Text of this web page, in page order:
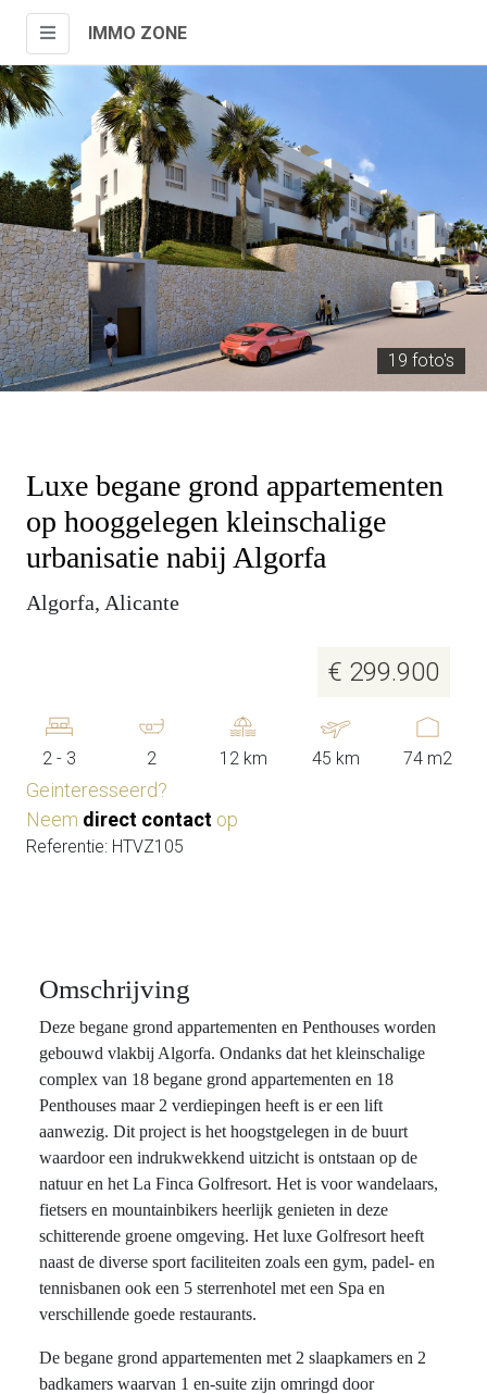
IMMO ZONE
19 foto's
Luxe begane grond appartementen
op hooggelegen kleinschalige
urbanisatie nabij Algorfa
Algorfa, Alicante
€ 299.900
2 - 3 2 12 km 45 km 74 m2
Geinteresseerd?
Neem direct contact op
Referentie: HTVZ105
Omschrijving
Deze begane grond appartementen en Penthouses worden
gebouwd vlakbij Algorfa. Ondanks dat het kleinschalige
complex van 18 begane grond appartementen en 18
Penthouses maar 2 verdiepingen heeft is er een lift
aanwezig. Dit project is het hoogstgelegen in de buurt
waardoor een indrukwekkend uitzicht is ontstaan op de
natuur en het La Finca Golfresort. Het is voor wandelaars,
fietsers en mountainbikers heerlijk genieten in deze
schitterende groene omgeving. Het luxe Golfresort heeft
naast de diverse sport faciliteiten zoals een gym, padel- en
tennisbanen ook een 5 sterrenhotel met een Spa en
verschillende goede restaurants.
De begane grond appartementen met 2 slaapkamers en 2
badkamers waarvan 1 en-suite zijn omringd door